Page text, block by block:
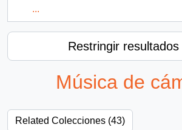
...
Restringir resultados
Música de
Related Colecciones (43)